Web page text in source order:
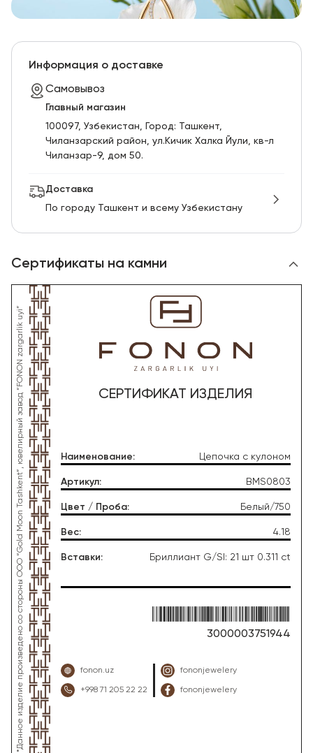
Информация о доставке
Самовывоз
Главный магазин
100097, Узбекистан, Город: Ташкент,
Чиланзарский pайон, ул.Кичик Халка Йули, кв-л
Чиланзар-9, дом 50.
Доставка
По городу Ташкент и всему Узбекистану
Сертификаты на камни
*Данное изделие произведено со стороны OOO “Gold Moon Tashkent”, ювелирный завод “FONON zargarlik uyi” СЕРТИФИКАТ ИЗДЕЛИЯ
Наименование: Цепочка с кулоном
Артикул: BMS0803
Цвет / Проба: Белый/750
Вес: 4.18
Вставки: Бриллиант G/SI: 21 шт 0.311 ct
3000003751944
fonon.uz
+998 71 205 22 22
fononjewelery
fononjewelery